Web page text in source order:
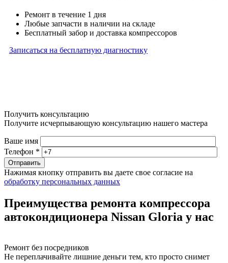
Ремонт в течение 1 дня
Любые запчасти в наличии на складе
Бесплатный забор и доставка компрессоров
Записаться на бесплатную диагностику
Получить консультацию
Получите исчерпывающую консультацию нашего мастера
Ваше имя
Телефон *
Нажимая кнопку отправить вы даете свое согласие на
обработку персональных данных
Преимущества ремонта компрессора
автокондиционера Nissan Gloria у нас
Ремонт без посредников
Не переплачивайте лишние деньги тем, кто просто снимет